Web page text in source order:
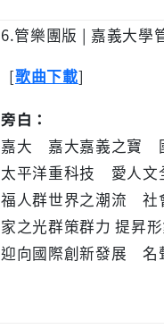
6.管樂團版 | 嘉義大學
[歌曲下載]
旁白：
嘉大 嘉大嘉義之寶
太平洋重科技 愛人
福人群世界之潮流
家之光群策群力 提昇
迎向國際創新發展 名